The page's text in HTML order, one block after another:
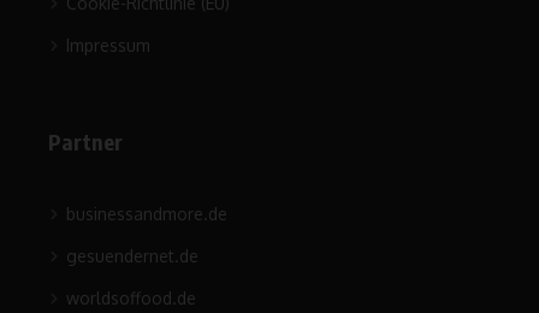
Impressum
Partner
businessandmore.de
gesuendernet.de
worldsoffood.de